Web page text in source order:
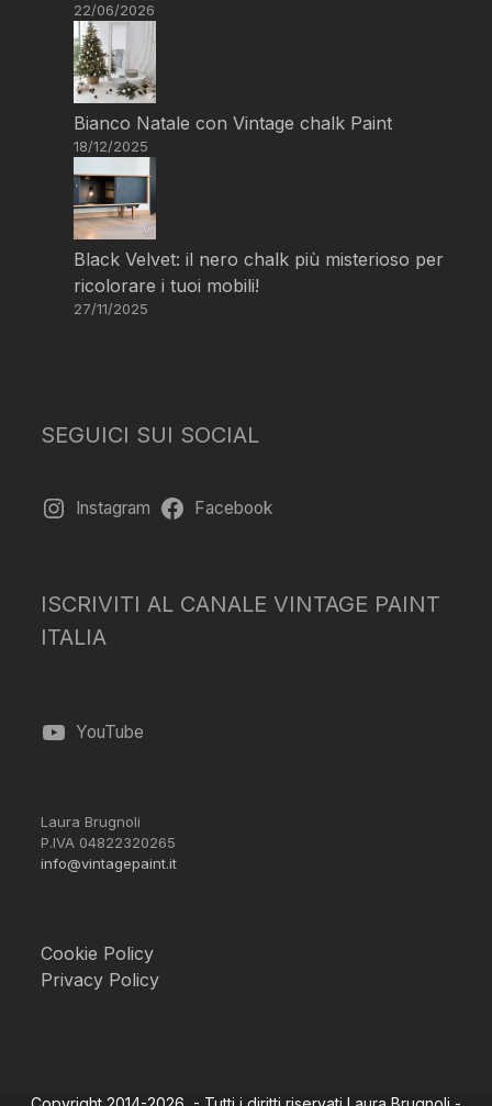
22/06/2026
Bianco Natale con Vintage chalk Paint
18/12/2025
Black Velvet: il nero chalk più misterioso per
ricolorare i tuoi mobili!
27/11/2025
SEGUICI SUI SOCIAL
Instagram Facebook
ISCRIVITI AL CANALE VINTAGE PAINT
ITALIA
YouTube
Laura Brugnoli
P.IVA 04822320265
info@vintagepaint.it
Cookie Policy
Privacy Policy